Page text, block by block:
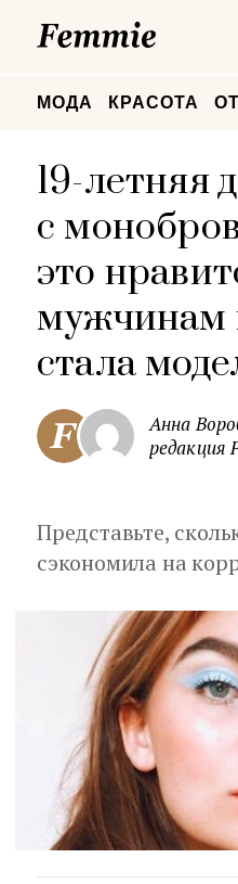
МОДА КРАСОТА
19-летняя
с
это
мужчинам
стала
Анна
редакция
Представьте,
сэкономила на